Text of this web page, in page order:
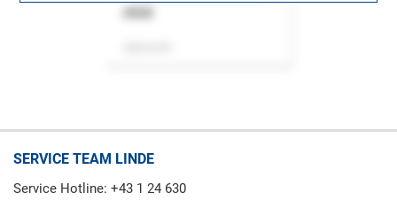
SERVICE TEAM LINDE
Service Hotline: +43 1 24 630